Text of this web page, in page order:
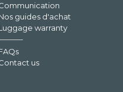
guides d'achat
warranty
us